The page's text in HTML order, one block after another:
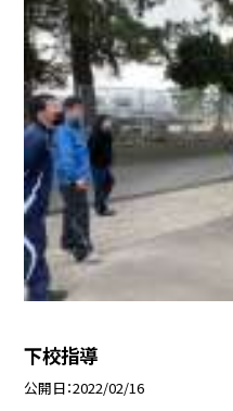
下校指導
公開日 2022/02/16